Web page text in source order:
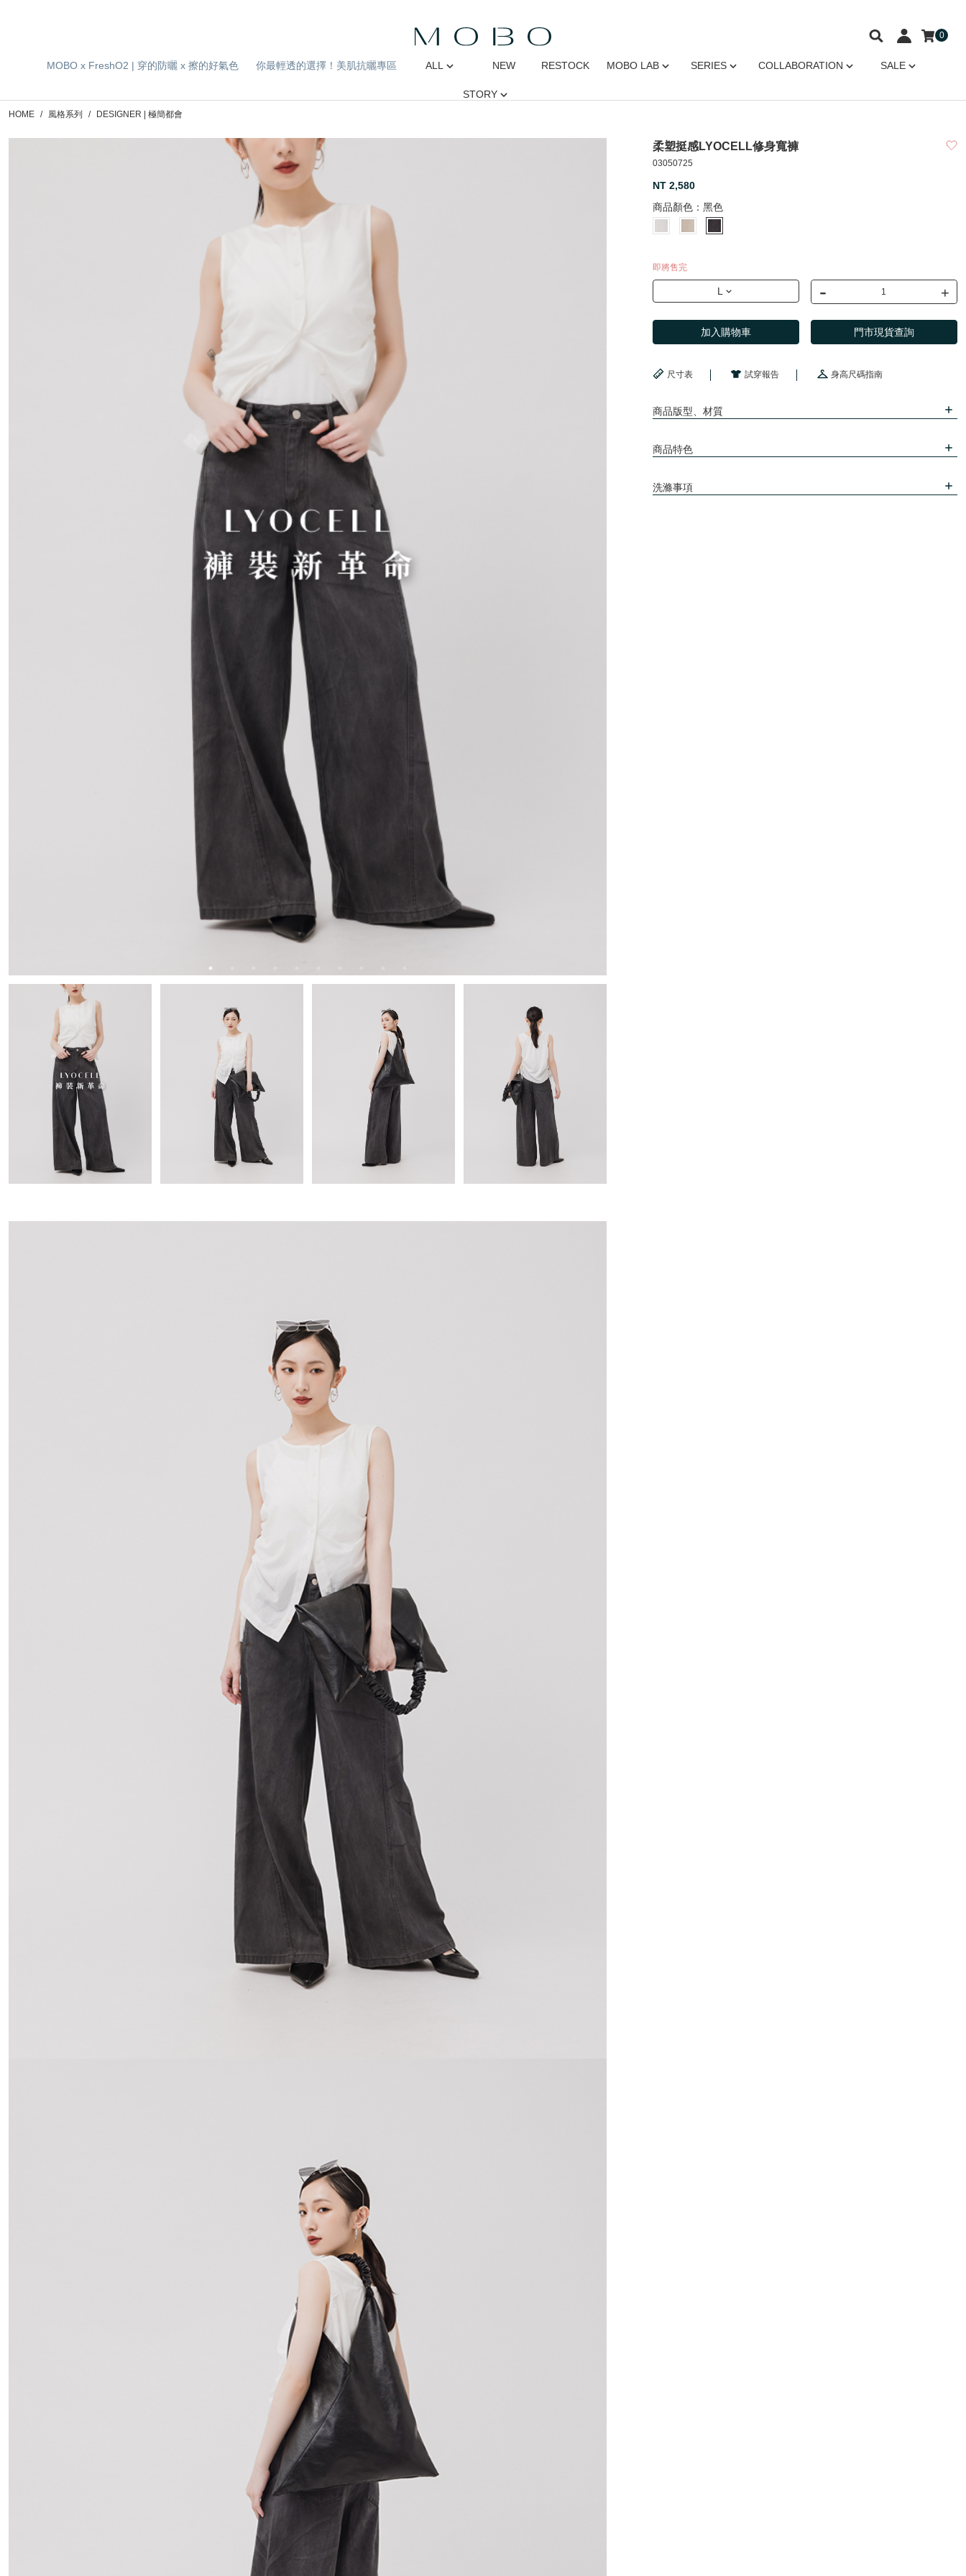
MOBO x FreshO2 | 穿的防曬 x 擦的好氣色 你最輕透的選擇！美肌抗曬專區 ALL NEW RESTOCK MOBO LAB SERIES COLLABORATION SALE
STORY
0
HOME 風格系列 DESIGNER | 極簡都會
柔塑挺感LYOCELL修身寬褲
03050725
NT 2,580
商品顏色： 黑色
即將售完
L - +
加入購物車 門市現貨查詢
尺寸表 試穿報告 身高尺碼指南
商品版型、材質
商品特色
洗滌事項